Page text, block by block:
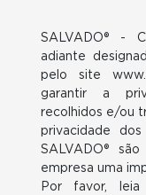
SALVADO® -
adiante
pelo site
garantir a
recolhidos e/ou
privacidade
SALVADO®
empresa uma
Por favor,